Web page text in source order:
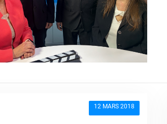
12 MARS 2018